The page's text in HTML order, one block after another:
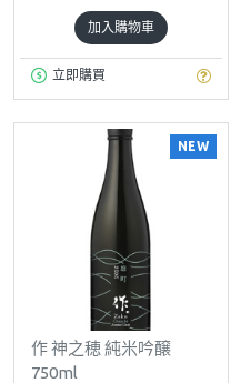
加入購物車
立即購買
NEW
作 神之穂 純米吟醸
750ml